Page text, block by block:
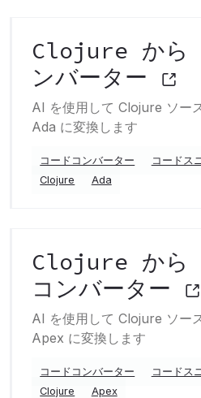
Clojure から
ンバーター
AI を使用して Clojure ソー
Ada に変換します
コードコンバーター コードス
Clojure
Ada
Clojure から
コンバーター
AI を使用して Clojure ソー
Apex に変換します
コードコンバーター コードス
Clojure
Apex